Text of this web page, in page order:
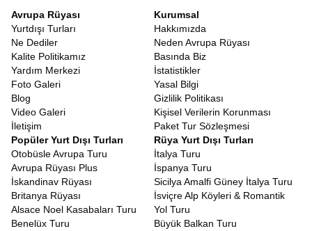
Avrupa Rüyası
Yurtdışı Turları
Ne Dediler
Kalite Politikamız
Yardım Merkezi
Foto Galeri
Blog
Video Galeri
İletişim
Kurumsal
Hakkımızda
Neden Avrupa Rüyası
Basında Biz
İstatistikler
Yasal Bilgi
Gizlilik Politikası
Kişisel Verilerin Korunması
Paket Tur Sözleşmesi
Popüler Yurt Dışı Turları
Otobüsle Avrupa Turu
Avrupa Rüyası Plus
İskandinav Rüyası
Britanya Rüyası
Alsace Noel Kasabaları Turu
Benelüx Turu
Rüya Yurt Dışı Turları
İtalya Turu
İspanya Turu
Sicilya Amalfi Güney İtalya Turu
İsviçre Alp Köyleri & Romantik
Yol Turu
Büyük Balkan Turu